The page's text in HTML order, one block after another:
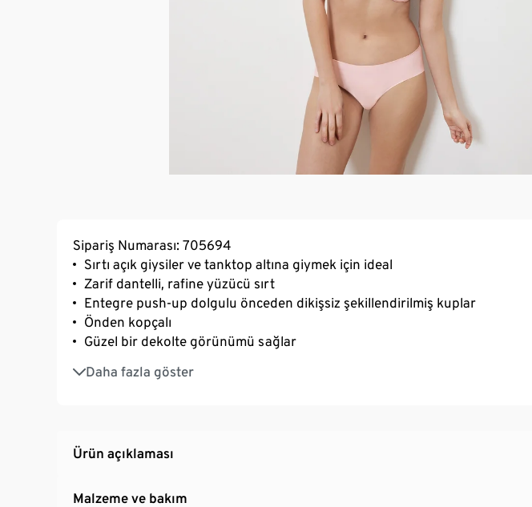
Sipariş Numarası: 705694
Sırtı açık giysiler ve tanktop altına giymek için ideal
Zarif dantelli, rafine yüzücü sırt
Entegre push-up dolgulu önceden dikişsiz şekillendirilmiş kuplar
Önden kopçalı
Güzel bir dekolte görünümü sağlar
Daha fazla göster
İpeksi parlaklıkta yumuşak Microtouch kumaş kalitesi
Uzun ömürlü ve yıkamaya dirençli olması için yüksek kaliteli marka elastanlı
Ürün açıklaması
Malzeme ve bakım